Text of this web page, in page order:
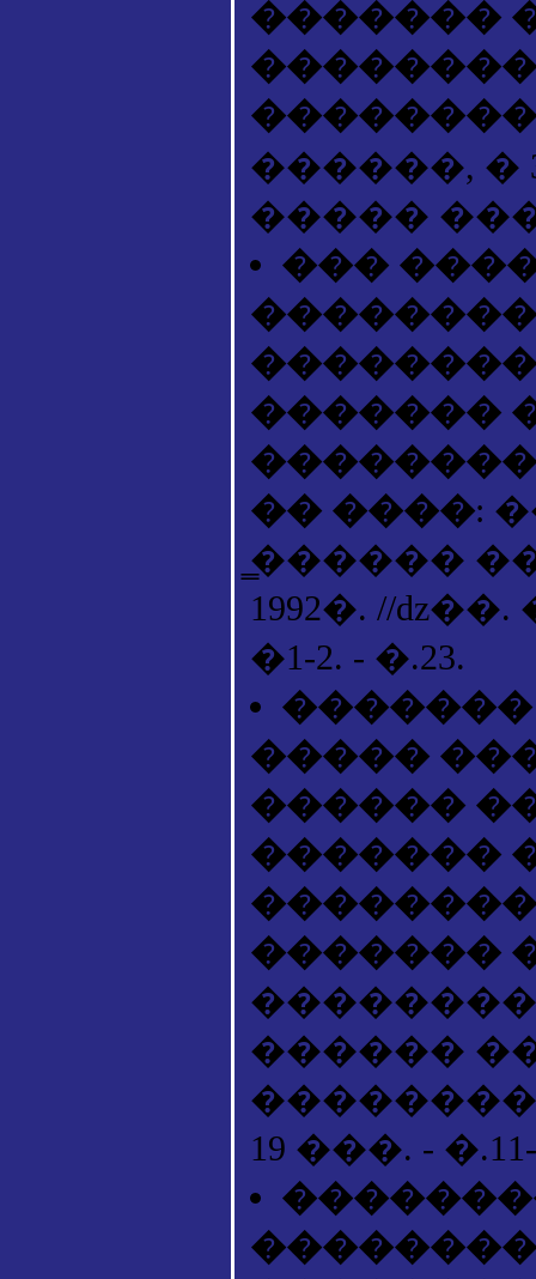
�������
������, �
�����
���
�������
�� ����:
̳������
1992�. //
�1-2. - �.23.
�����
������
�������
�������
������ ��
��������
19 ���. - �.11-